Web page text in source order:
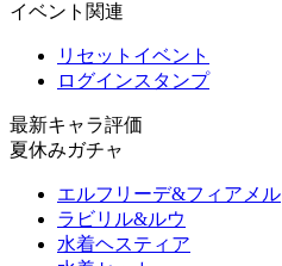
イベント関連
リセットイベント
ログインスタンプ
最新キャラ評価
夏休みガチャ
エルフリーデ&フィアメル
ラビリル&ルウ
水着ヘスティア